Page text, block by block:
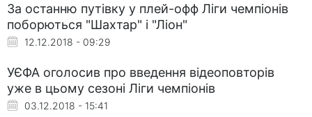
За останню путівку у плей-офф Ліги чемпіонів
поборються "Шахтар" і "Ліон"
12.12.2018 - 09:29
УЄФА оголосив про введення відеоповторів
уже в цьому сезоні Ліги чемпіонів
03.12.2018 - 15:41